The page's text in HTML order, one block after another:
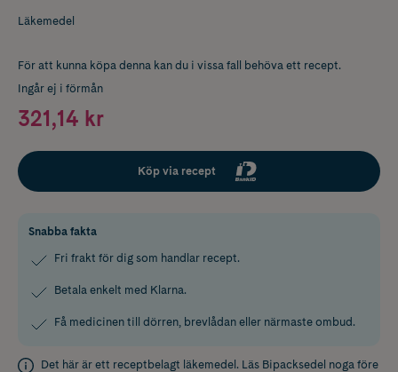
Läkemedel
För att kunna köpa denna kan du i vissa fall behöva ett recept.
Ingår ej i förmån
321,14 kr
Köp via recept
Snabba fakta
Fri frakt för dig som handlar recept.
Betala enkelt med Klarna.
Få medicinen till dörren, brevlådan eller närmaste ombud.
Det här är ett receptbelagt läkemedel. Läs Bipacksedel noga före